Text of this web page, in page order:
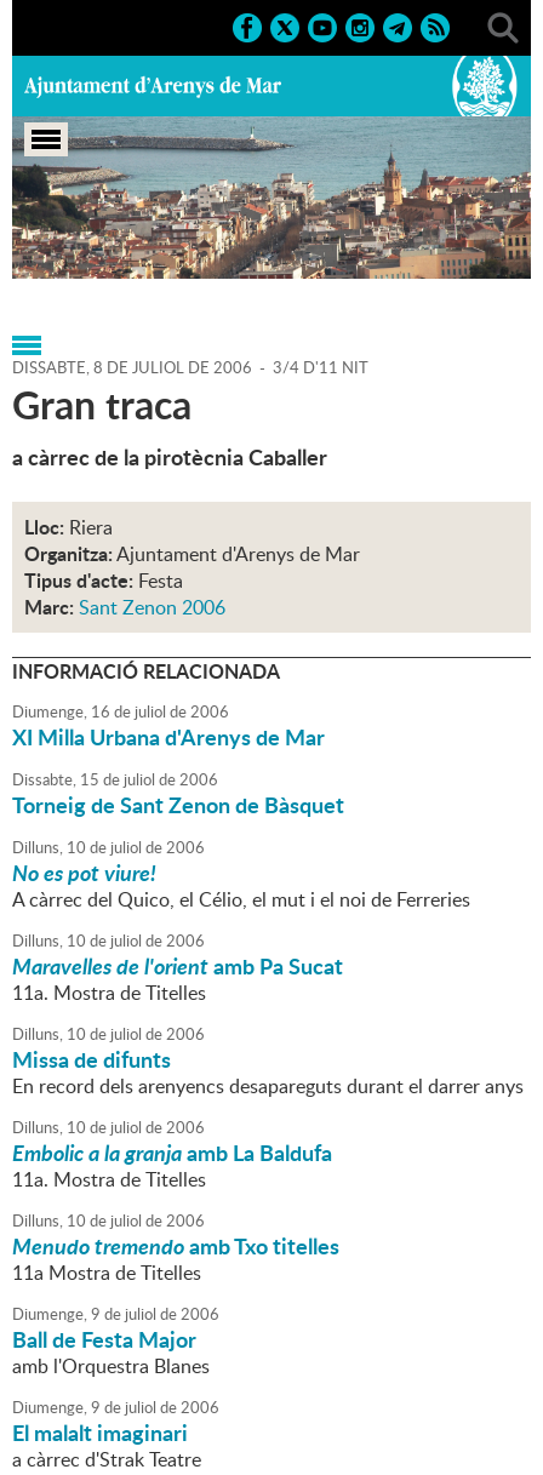
Portada > Agenda > 08-07-
2006 > Marcs > Culturals > 2006 > Sant Zenon 2006
DISSABTE,8 DE JULIOL DE 2006 - 3/4 D'11 NIT
Gran traca
a càrrec de la pirotècnia Caballer
Lloc: Riera
Organitza:Ajuntament d'Arenys de Mar
Tipus d'acte: Festa
Marc: Sant Zenon 2006
INFORMACIÓ RELACIONADA
Diumenge, 16 de juliol de2006
XI Milla Urbana d'Arenys de Mar
Dissabte, 15 de juliol de2006
Torneig de Sant Zenon de Bàsquet
Dilluns, 10 de juliol de2006
No es pot viure!
A càrrec del Quico, el Célio, el mut i el noi de Ferreries
Dilluns, 10 de juliol de2006
Maravelles de l'orientamb Pa Sucat
11a. Mostra de Titelles
Dilluns, 10 de juliol de2006
Missa de difunts
En record dels arenyencs desapareguts durant el darrer anys
Dilluns, 10 de juliol de2006
Embolic a la granjaamb La Baldufa
11a. Mostra de Titelles
Dilluns, 10 de juliol de2006
Menudo tremendoamb Txo titelles
11a Mostra de Titelles
Diumenge,9 de juliol de2006
Ball de Festa Major
amb l'Orquestra Blanes
Diumenge,9 de juliol de2006
El malalt imaginari
a càrrec d'Strak Teatre